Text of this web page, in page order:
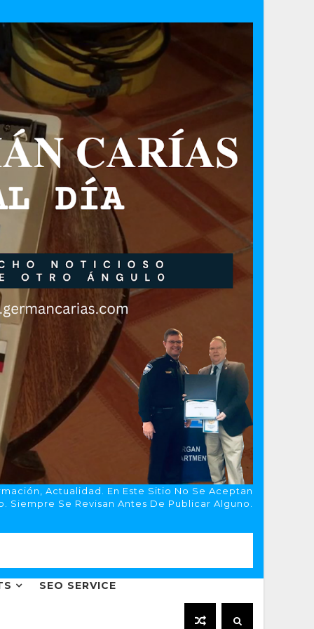
Actualidad. En Este Sitio No Se Aceptan
Siempre Se Revisan Antes De Publicar Alguno.
SEO SERVICE